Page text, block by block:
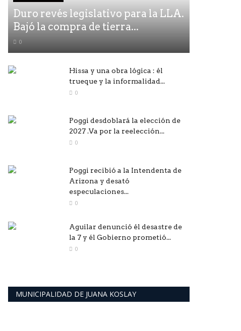
Duro revés legislativo para la LLA.
Bajó la compra de tierra...
0
Hissa y una obra lógica : él
trueque y la informalidad...
0
Poggi desdoblará la elección de
2027 .Va por la reelección...
0
Poggi recibió a la Intendenta de
Arizona y desató
especulaciones...
0
Aguilar denunció él desastre de
la 7 y él Gobierno prometió...
0
MUNICIPALIDAD DE JUANA KOSLAY